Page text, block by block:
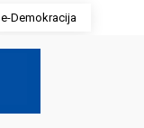
e-Demokracija